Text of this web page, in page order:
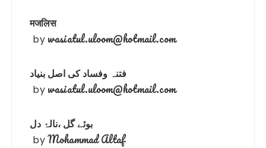
मजलिस
by wasiatul.uloom@hotmail.com
فتنہ وفساد کی اصل بنیاد
by wasiatul.uloom@hotmail.com
بوئے گل ،نالۂ دل
byMohammad Altaf